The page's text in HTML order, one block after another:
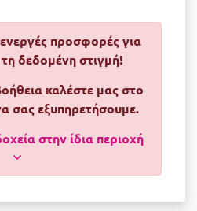
προσφορές για
δεδομένη στιγμή!
καλέστε μας στο
σας εξυπηρετήσουμε.
στην ίδια περιοχή